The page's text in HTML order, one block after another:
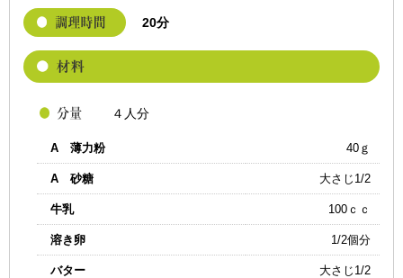
20分
４人分
A 薄力粉 40ｇ
A 砂糖 大さじ1/2
牛乳 100ｃｃ
溶き卵 1/2個分
バター 大さじ1/2